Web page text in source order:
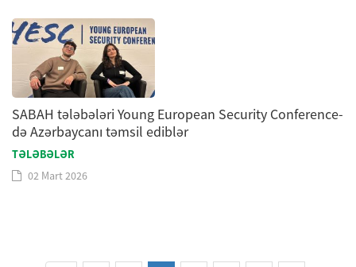
SABAH tələbələri Young European Security Conference-
də Azərbaycanı təmsil ediblər
TƏLƏBƏLƏR
02 Mart 2026